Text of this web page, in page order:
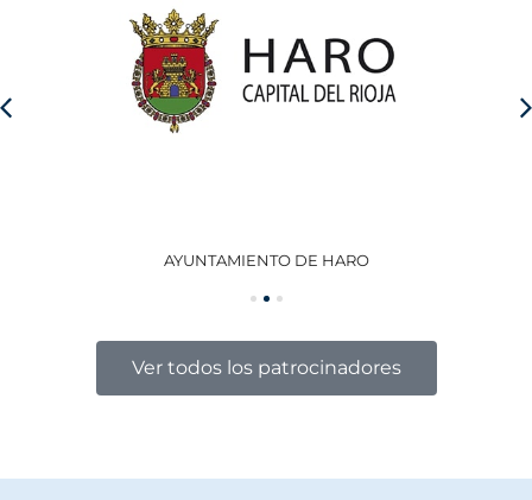
AYUNTAMIENTO DE HARO
Ver todos los patrocinadores